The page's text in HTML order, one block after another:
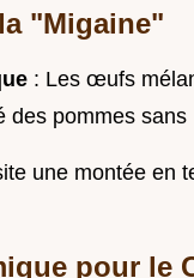
"Migaine"
: Les œufs
des pommes
une montée en
pour le